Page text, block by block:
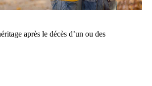
après le décès d’un ou des